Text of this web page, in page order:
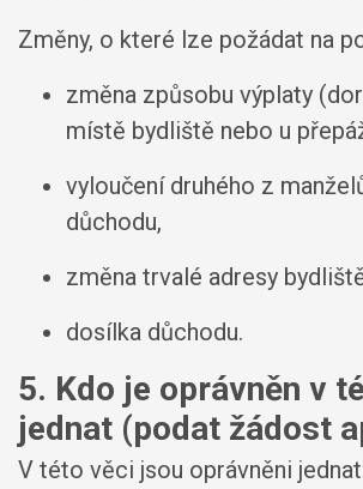
Změny, o které lze požádat na
změna způsobu výplaty
místě bydliště nebo u
vyloučení druhého z
důchodu,
změna trvalé adresy
dosílka důchodu.
5. Kdo je oprávněn v
jednat (podat žádost
V této věci jsou oprávněni